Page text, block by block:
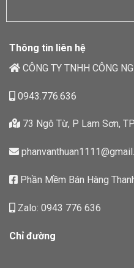
Thông tin liên hệ
CÔNG TY TNHH CÔNG
0943.776.636
73 Ngô Từ, P Lam Sơn,
Phần Mềm Bán Hàng
Zalo: 0943 776 636
Chỉ đường